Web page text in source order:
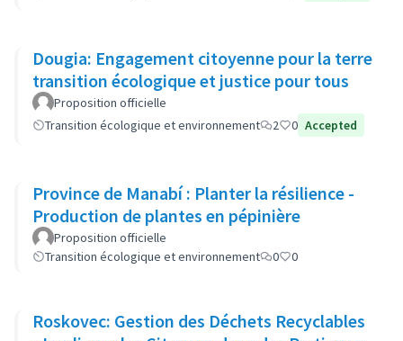
Dougia: Engagement citoyenne pour la terre
transition écologique et justice pour tous
Proposition officielle
Transition écologique et environnement
2 0 Accepted
Province de Manabí : Planter la résilience -
Production de plantes en pépinière
Proposition officielle
Transition écologique et environnement
0 0
Roskovec: Gestion des Déchets Recyclables